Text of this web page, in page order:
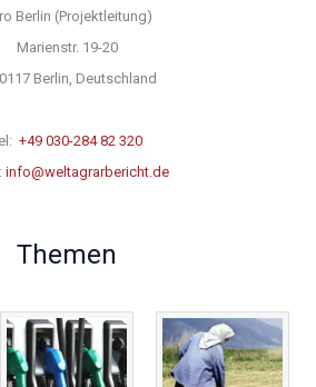
Berlin (Projektleitung)
Marienstr. 19-20
Berlin, Deutschland
+49 030-284 82 320
info@weltagrarbericht.de
Themen